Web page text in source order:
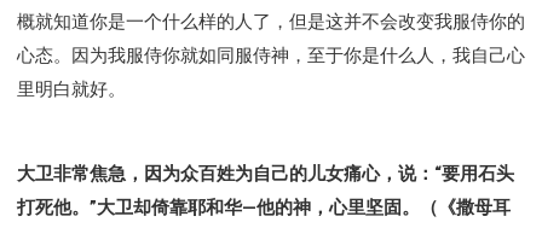
概就知道你是一个什么样的人了，但是这并不会改变我服侍你的
心态。因为我服侍你就如同服侍神，至于你是什么人，我自己心
里明白就好。
大卫非常焦急，因为众百姓为自己的儿女痛心，说：“要用石头
打死他。”大卫却倚靠耶和华—他的神，心里坚固。（《撒母耳